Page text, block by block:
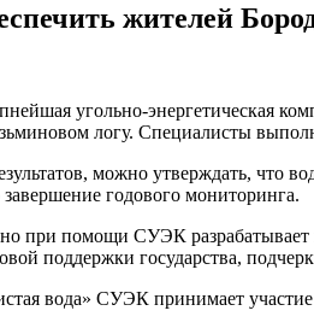
жителей
угольно-энергетическая
логу. Специалисты
можно утверждать, что
годового мониторинга.
при помощи СУЭК разрабатывает
поддержки государства,
вода» СУЭК принимает